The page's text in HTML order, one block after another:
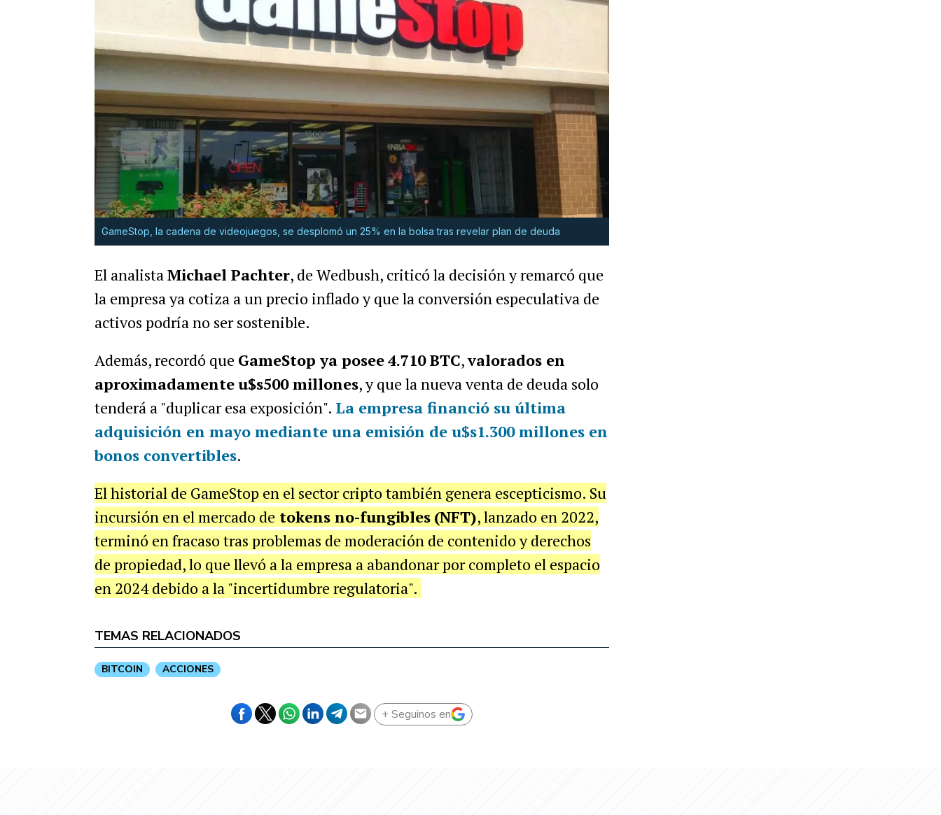
GameStop, la cadena de videojuegos, se desplomó un 25% en la bolsa tras revelar plan de deuda
El analistaMichael Pachter, de Wedbush, criticó la decisión y remarcó que
la empresa ya cotiza a un precio inflado y que la conversión especulativa de
activos podría no ser sostenible.
Además, recordó que GameStop ya posee4.710 BTC,valorados en
aproximadamenteu$s500 millones, y que la nueva venta de deuda solo
tenderá a "duplicar esa exposición". La empresa financió su última
adquisición en mayo mediante una emisión de u$s1.300 millones en
bonos convertibles.
El historial de GameStop en el sector cripto también genera escepticismo. Su
incursión en el mercado de tokens no-fungibles (NFT), lanzado en 2022,
terminó en fracaso tras problemas de moderación de contenido y derechos
de propiedad, lo que llevó a la empresa a abandonar por completo el espacio
en 2024 debido a la "incertidumbre regulatoria".
TEMAS RELACIONADOS
BITCOIN ACCIONES
+ Seguinos en